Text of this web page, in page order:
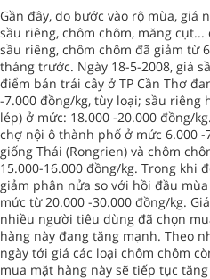
Gần đây, do bước vào rộ mùa, giá
sầu riêng, chôm chôm, măng
sầu riêng, chôm chôm đã giảm từ
tháng trước. Ngày 18-5-2008, giá
điểm bán trái cây ở TP Cần Thơ
-7.000 đồng/kg, tùy loại; sầu riêng
lép) ở mức: 18.000 -20.000 đồng/
chợ nội ô thành phố ở mức 6.000 -
giống Thái (Rongrien) và chôm
15.000-16.000 đồng/kg. Trong khi
giảm phân nửa so với hồi đầu
mức từ 20.000 -30.000 đồng/kg.
nhiều người tiêu dùng đã chọn
hàng này đang tăng mạnh. Theo
ngày tới giá các loại chôm chôm
mua mặt hàng này sẽ tiếp tục